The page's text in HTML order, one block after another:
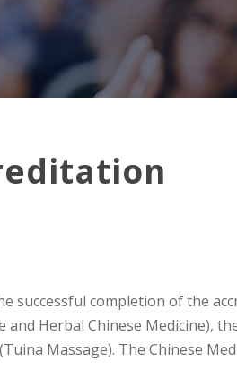
successful completion of the
Herbal Chinese Medicine),
Massage). The Chinese